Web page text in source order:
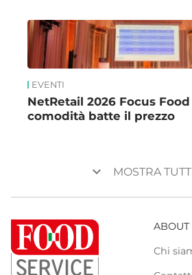
EVENTI
NetRetail 2026 Focus
comodità batte il prezzo
keyboard_arrow_down MOSTRA
ABOUT
Chi